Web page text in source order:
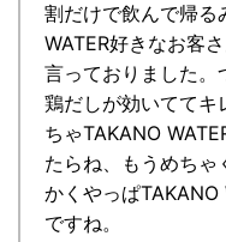
割だけで飲んで帰る
WATER好きなお客
言っておりました。
鶏だしが効いててキ
ちゃTAKANO
たらね、もうめちゃ
かくやっぱTAKANO
ですね。